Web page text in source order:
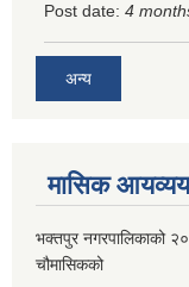
Post date: 4
अन्य
मासिक
भक्तपुर नगरपालिकाको
चौमासिकको